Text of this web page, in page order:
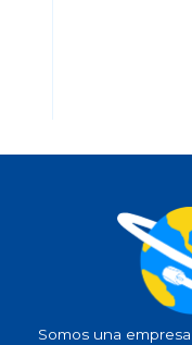
Somos una